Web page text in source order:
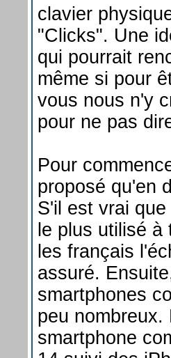
clavier
"Clicks". Une
qui pourrait
même si pour
vous nous n'y
pour ne pas
Pour
proposé qu'en
S'il est vrai
le plus utilisé
les français
assuré.
smartphones
peu nombreux.
smartphone